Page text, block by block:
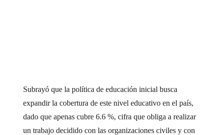
Subrayó que la política de educación inicial busca
expandir la cobertura de este nivel educativo en el país,
dado que apenas cubre 6.6 %, cifra que obliga a realizar
un trabajo decidido con las organizaciones civiles y con